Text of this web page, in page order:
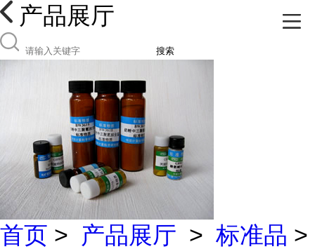
产品展厅
搜索
首页 > 产品展厅 > 标准品 >